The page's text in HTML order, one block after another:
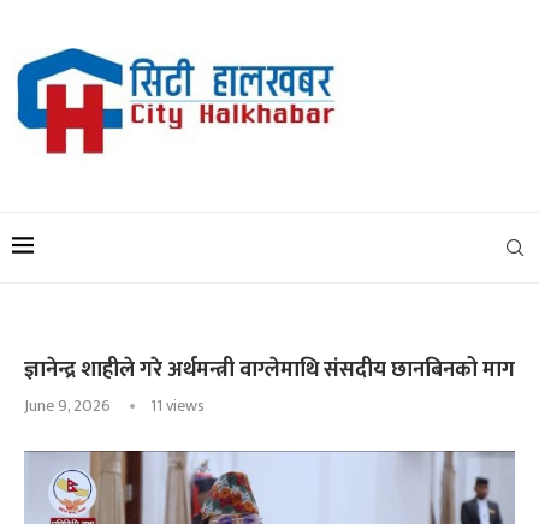
ज्ञानेन्द्र शाहीले गरे अर्थमन्त्री वाग्लेमाथि संसदीय छानबिनको माग
June 9, 2026 11views